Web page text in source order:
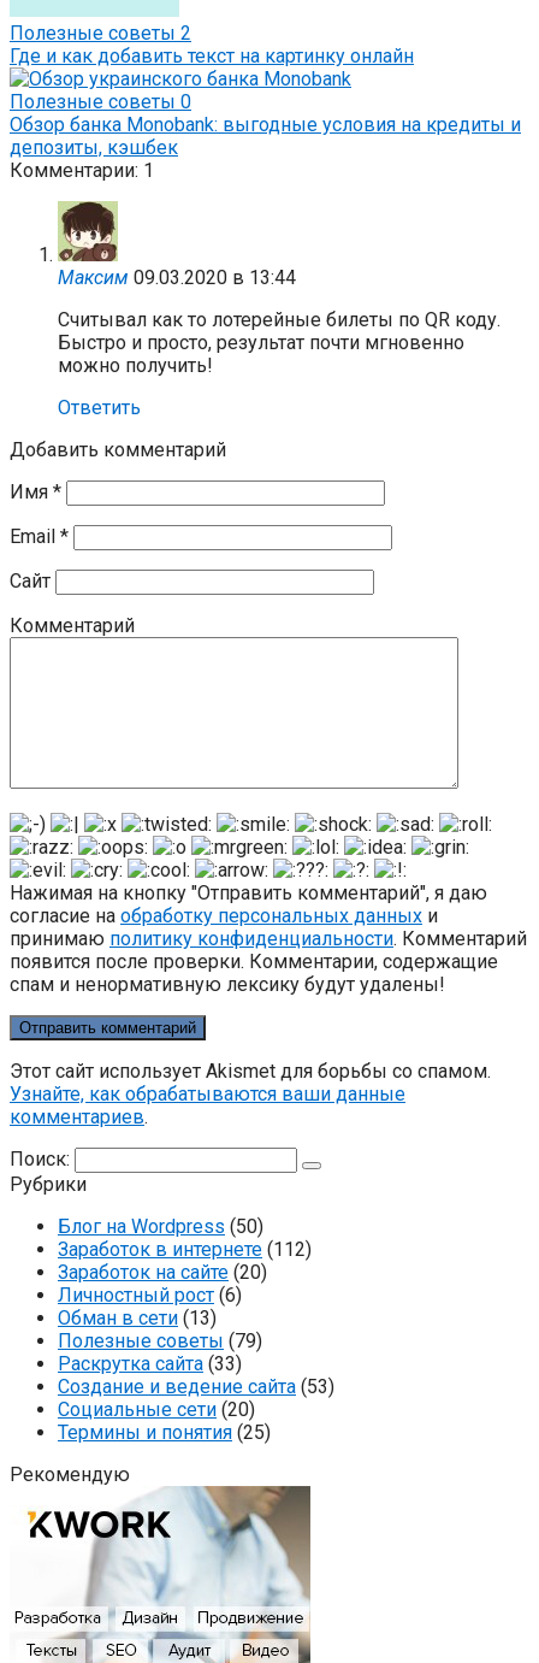
Полезные советы 2
Где и как добавить текст на картинку онлайн
Полезные советы 0
Обзор банка Monobank: выгодные условия на кредиты и
депозиты, кэшбек
Комментарии: 1
Максим 09.03.2020 в 13:44
Считывал как то лотерейные билеты по QR коду.
Быстро и просто, результат почти мгновенно
можно получить!
Ответить
Добавить комментарий
Имя *
Email *
Сайт
Комментарий
Нажимая на кнопку "Отправить комментарий", я даю
согласие на обработку персональных данных и
принимаю политику конфиденциальности. Комментарий
появится после проверки. Комментарии, содержащие
спам и ненормативную лексику будут удалены!
Этот сайт использует Akismet для борьбы со спамом.
Узнайте, как обрабатываются ваши данные
комментариев.
Поиск:
Рубрики
Блог на Wordpress (50)
Заработок в интернете (112)
Заработок на сайте (20)
Личностный рост (6)
Обман в сети (13)
Полезные советы (79)
Раскрутка сайта (33)
Создание и ведение сайта (53)
Социальные сети (20)
Термины и понятия (25)
Рекомендую